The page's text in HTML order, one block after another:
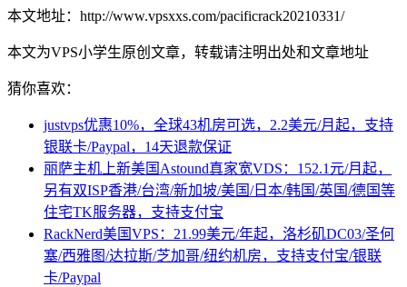
本文地址：http://www.vpsxxs.com/pacificrack20210331/
本文为VPS小学生原创文章，转载请注明出处和文章地址
猜你喜欢：
justvps优惠10%，全球43机房可选，2.2美元/月起，支持
银联卡/Paypal，14天退款保证
丽萨主机上新美国Astound真家宽VDS：152.1元/月起，
另有双ISP香港/台湾/新加坡/美国/日本/韩国/英国/德国等
住宅TK服务器，支持支付宝
RackNerd美国VPS：21.99美元/年起，洛杉矶DC03/圣何
塞/西雅图/达拉斯/芝加哥/纽约机房，支持支付宝/银联
卡/Paypal